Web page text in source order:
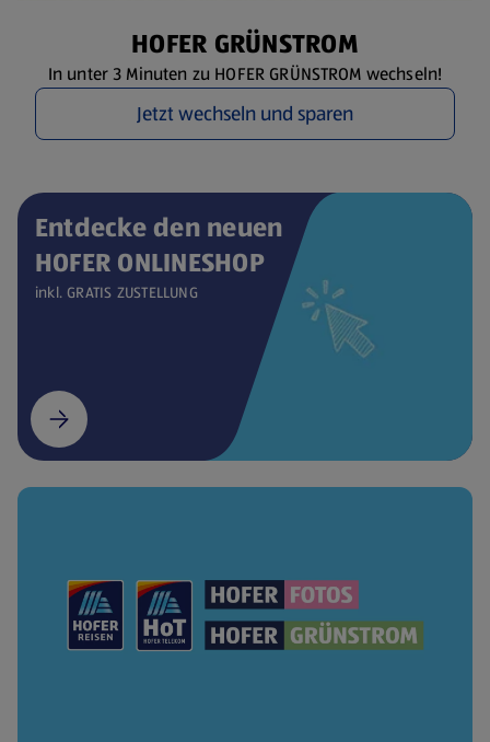
HOFER GRÜNSTROM
In unter 3 Minuten zu HOFER GRÜNSTROM wechseln!
Jetzt wechseln und sparen
Entdecke den neuen
HOFER ONLINESHOP
inkl. GRATIS ZUSTELLUNG
(öffnet in einem neuen Tab)